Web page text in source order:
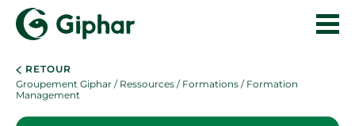
RETOUR
Groupement Giphar / Ressources / Formations / Formation
Management